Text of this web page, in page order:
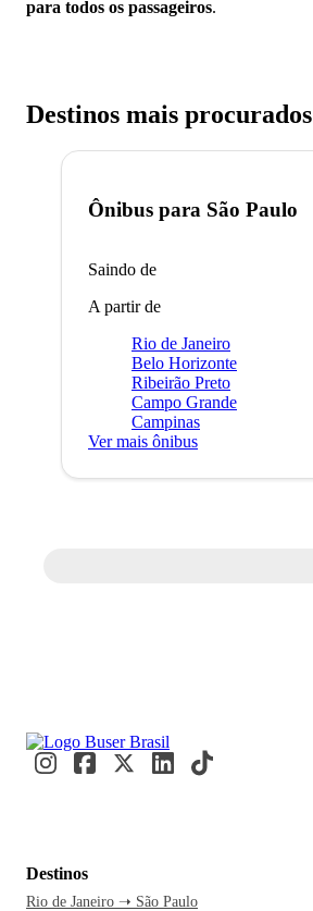
para todos os passageiros.
Destinos mais procurados
Ônibus para São Paulo
Saindo de
A partir de
Rio de Janeiro
Belo Horizonte
Ribeirão Preto
Campo Grande
Campinas
Ver mais ônibus
Destinos
Rio de Janeiro ➝ São Paulo